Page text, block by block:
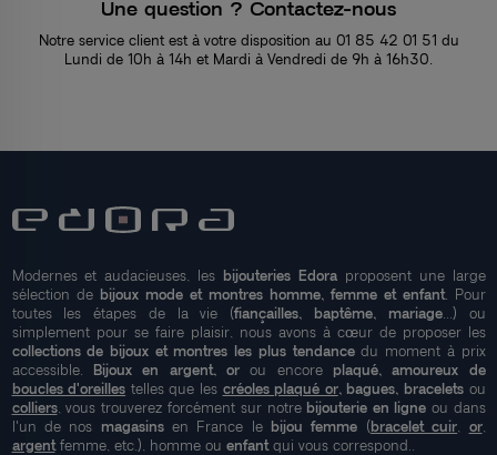
Une question ? Contactez-nous
Notre service client est à votre disposition au 01 85 42 01 51 du
Lundi de 10h à 14h et Mardi à Vendredi de 9h à 16h30.
Modernes et audacieuses, les bijouteries Edoraproposent une large
sélection de bijoux mode et montres homme, femme et enfant. Pour
toutes les étapes de la vie (fiançailles, baptême, mariage...) ou
simplement pour se faire plaisir, nous avons à cœur de proposer les
collections de bijoux et montres les plus tendancedu moment à prix
accessible. Bijoux en argent, orou encore plaqué, amoureux de
boucles d'oreilles telles que les créoles plaqué or, bagues, braceletsou
colliers, vous trouverez forcément sur notre bijouterie en ligne ou dans
l'un de nos magasinsen France le bijou femme (bracelet cuir or,
argentfemme, etc.), homme ou enfantqui vous correspond..